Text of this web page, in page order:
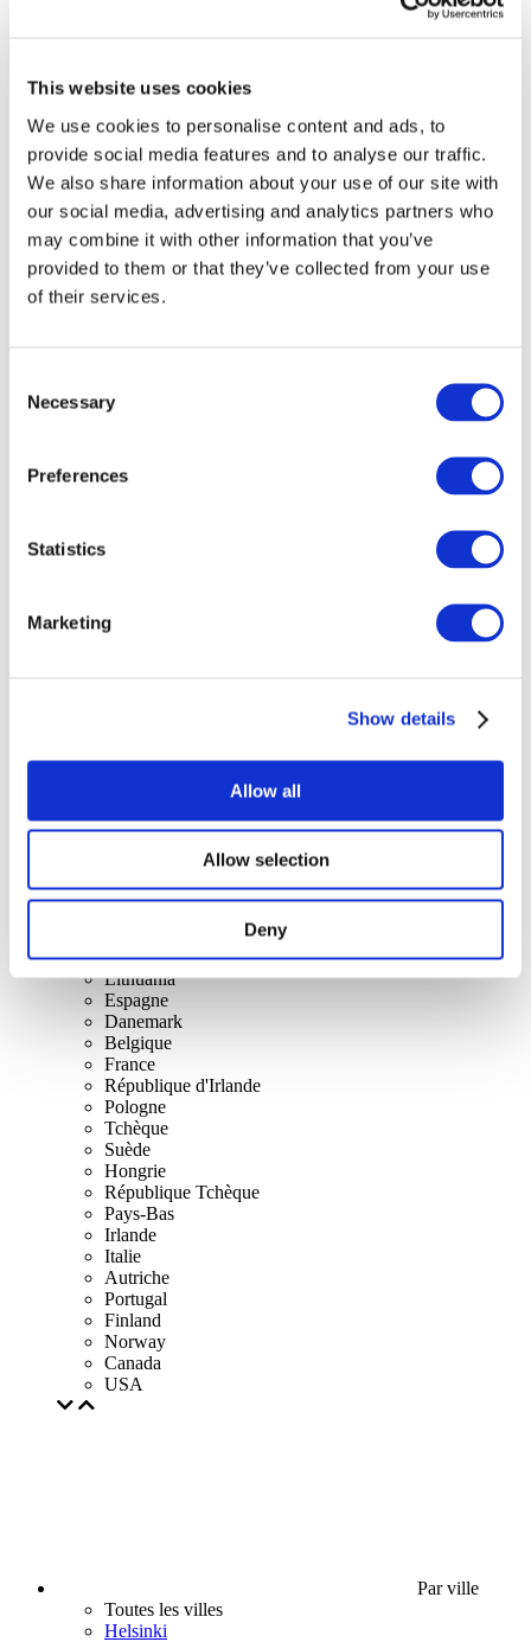
This website uses cookies
We use cookies to personalise content and ads, to
provide social media features and to analyse our traffic.
We also share information about your use of our site with
our social media, advertising and analytics partners who
may combine it with other information that you’ve
provided to them or that they’ve collected from your use
of their services.
Selection
Necessary
Preferences
Statistics
Marketing
Show details
Allow all
Allow selection
Deny
Concerts
Tous les pays
Royaume-Uni
Lithuania
Espagne
Danemark
Belgique
France
République d'Irlande
Pologne
Tchèque
Suède
Hongrie
République Tchèque
Pays-Bas
Irlande
Italie
Autriche
Portugal
Finland
Norway
Canada
USA
Par ville
Toutes les villes
Helsinki